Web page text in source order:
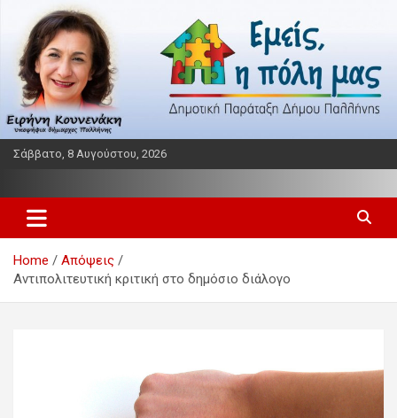
content
Σάββατο, 8 Αυγούστου, 2026
Εμείς η πόλη μας
Home
Απόψεις
Αντιπολιτευτική κριτική στο δημόσιο διάλογο